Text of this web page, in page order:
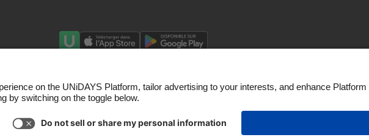
Politique en matière de cookies Paramètres des cookies Politique de
Divulgation publicitaire